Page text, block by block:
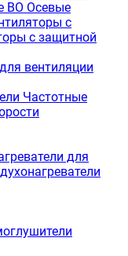
ВО Осевые
с
с защитной
вентиляции
Частотные
для